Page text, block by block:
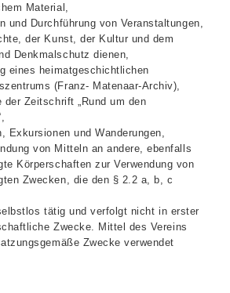
Material,
und Durchführung von Veranstaltungen,
der Kunst, der Kultur und dem
Denkmalschutz dienen,
eines heimatgeschichtlichen
(Franz- Matenaar-Archiv),
der Zeitschrift „Rund um den
Exkursionen und Wanderungen,
von Mitteln an andere, ebenfalls
Körperschaften zur Verwendung von
Zwecken, die den § 2.2 a, b, c
tätig und verfolgt nicht in erster
Zwecke. Mittel des Vereins
Zwecke verwendet